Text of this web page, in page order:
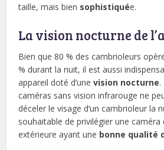
taille, mais bien sophistiquée.
La vision nocturne de
Bien que 80 % des cambrioleurs
% durant la nuit, il est aussi
appareil doté d’unevision nocturne.
caméras sans vision infrarouge ne
déceler le visage d’un cambrioleur la
souhaitable de privilégier une caméra
extérieure ayant une bonne qualité